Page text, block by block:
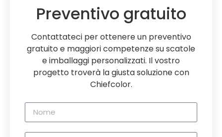
Preventivo gratuito
Contattateci per ottenere un preventivo
gratuito e maggiori competenze su scatole
e imballaggi personalizzati. Il vostro
progetto troverà la giusta soluzione con
Chiefcolor.